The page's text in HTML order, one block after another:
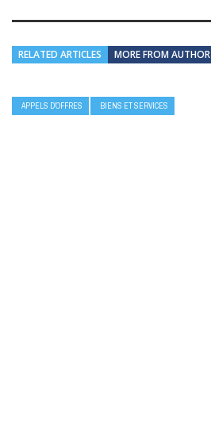
RELATED ARTICLES MORE FROM AUTHOR
APPELS D’OFFRES BIENS ET SERVICES